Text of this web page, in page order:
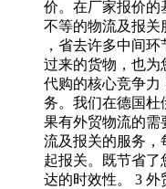
价。在厂家报价的
不等的物流及报关
，省去许多中间
过来的货物，也为
代购的核心竞争力
务。我们在德国杜
果有外贸物流的需
流及报关的服务，
起报关。既节省了
达的时效性。 3